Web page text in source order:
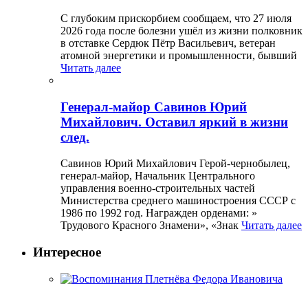
С глубоким прискорбием сообщаем, что 27 июля
2026 года после болезни ушёл из жизни полковник
в отставке Сердюк Пётр Васильевич, ветеран
атомной энергетики и промышленности, бывший
Читать далее
Генерал-майор Савинов Юрий
Михайлович. Оставил яркий в жизни
след.
Савинов Юрий Михайлович Герой-чернобылец,
генерал-майор, Начальник Центрального
управления военно-строительных частей
Министерства среднего машиностроения СССР с
1986 по 1992 год. Награжден орденами: »
Трудового Красного Знамени», «Знак Читать далее
Интересное